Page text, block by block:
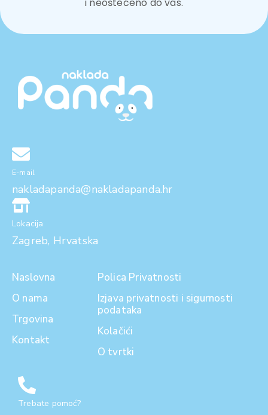
i neoštećeno do vas.
E-mail
nakladapanda@nakladapanda.hr
Lokacija
Zagreb, Hrvatska
Naslovna
O nama
Trgovina
Kontakt
Polica Privatnosti
Izjava privatnosti i sigurnosti
podataka
Kolačići
O tvrtki
Trebate pomoć?